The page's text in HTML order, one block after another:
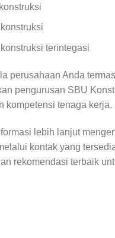
terintegasi
perusahaan Anda
pengurusan SBU
kompetensi tenaga kerja.
lebih lanjut
kontak yang
rekomendasi terbaik